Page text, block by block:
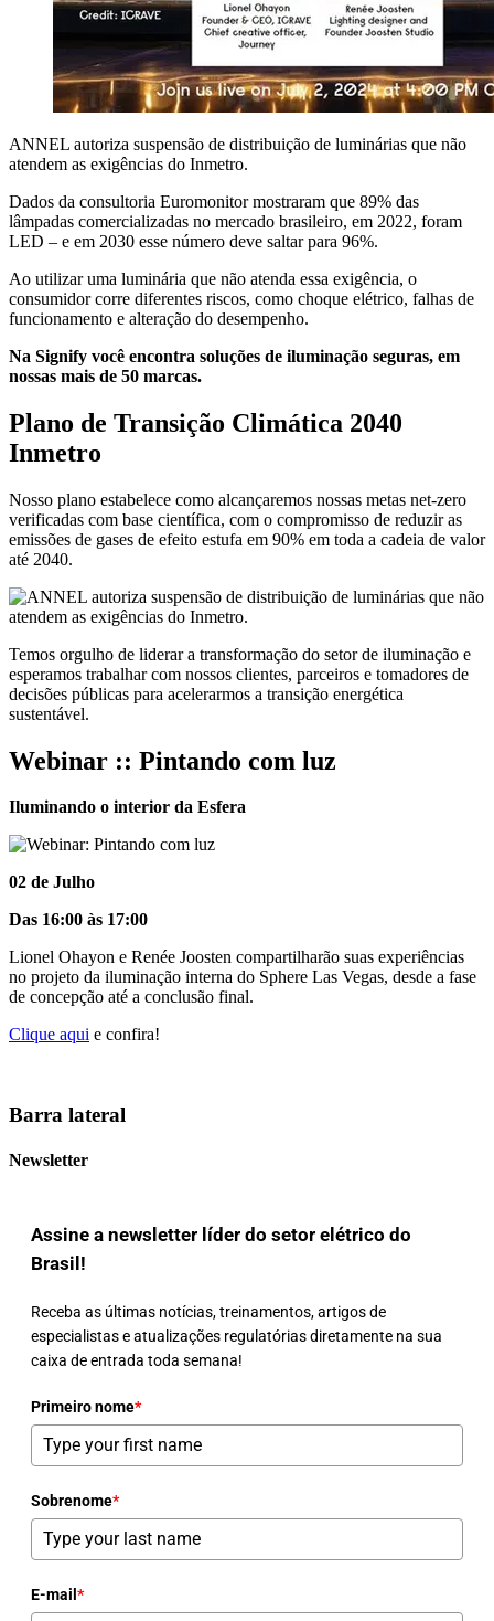
ANNEL autoriza suspensão de distribuição de luminárias que não
atendem as exigências do Inmetro.
Dados da consultoria Euromonitor mostraram que 89% das
lâmpadas comercializadas no mercado brasileiro, em 2022, foram
LED – e em 2030 esse número deve saltar para 96%.
Ao utilizar uma luminária que não atenda essa exigência, o
consumidor corre diferentes riscos, como choque elétrico, falhas de
funcionamento e alteração do desempenho.
Na Signify você encontra soluções de iluminação seguras, em
nossas mais de 50 marcas.
Plano de Transição Climática 2040
Inmetro
Nosso plano estabelece como alcançaremos nossas metas net-zero
verificadas com base científica, com o compromisso de reduzir as
emissões de gases de efeito estufa em 90% em toda a cadeia de valor
até 2040.
Temos orgulho de liderar a transformação do setor de iluminação e
esperamos trabalhar com nossos clientes, parceiros e tomadores de
decisões públicas para acelerarmos a transição energética
sustentável.
Webinar :: Pintando com luz
Iluminando o interior da Esfera
02 de Julho
Das 16:00 às 17:00
Lionel Ohayon e Renée Joosten compartilharão suas experiências
no projeto da iluminação interna do Sphere Las Vegas, desde a fase
de concepção até a conclusão final.
Clique aqui e confira!
Barra lateral
Newsletter
Assine a newsletter líder do setor elétrico do
Brasil!
Receba as últimas notícias, treinamentos, artigos de
especialistas e atualizações regulatórias diretamente na sua
caixa de entrada toda semana!
Primeiro nome*
Sobrenome*
E-mail *